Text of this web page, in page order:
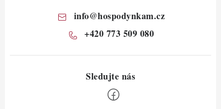
info@hospodynkam.cz
+420 773 509 080